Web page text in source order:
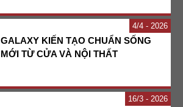
4 4 - 2026
GALAXY KIẾN TẠO CHUẨN SỐNG
MỚI TỪ CỬA VÀ NỘI THẤT
16 3 - 2026